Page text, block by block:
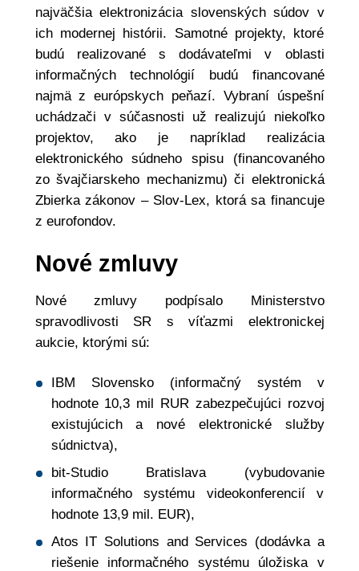
najväčšia elektronizácia slovenských súdov v
ich modernej histórii. Samotné projekty, ktoré
budú realizované s dodávateľmi v oblasti
informačných technológií budú financované
najmä z európskych peňazí. Vybraní úspešní
uchádzači v súčasnosti už realizujú niekoľko
projektov, ako je napríklad realizácia
elektronického súdneho spisu (financovaného
zo švajčiarskeho mechanizmu) či elektronická
Zbierka zákonov – Slov-Lex, ktorá sa financuje
z eurofondov.
Nové zmluvy
Nové zmluvy podpísalo Ministerstvo
spravodlivosti SR s víťazmi elektronickej
aukcie, ktorými sú:
IBM Slovensko (informačný systém v
hodnote 10,3 mil RUR zabezpečujúci rozvoj
existujúcich a nové elektronické služby
súdnictva),
bit-Studio Bratislava (vybudovanie
informačného systému videokonferencií v
hodnote 13,9 mil. EUR),
Atos IT Solutions and Services (dodávka a
riešenie informačného systému úložiska v